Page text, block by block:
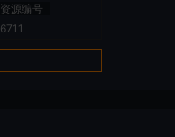
资源编号
6711